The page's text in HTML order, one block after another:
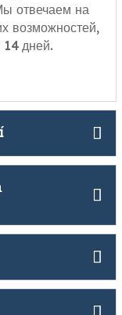
отвечаем на
возможностей,
14 дней.